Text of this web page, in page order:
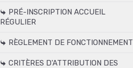
PRÉ-INSCRIPTION ACCUEIL
RÉGULIER
RÈGLEMENT DE FONCTIONNEMENT
CRITÈRES D'ATTRIBUTION DES